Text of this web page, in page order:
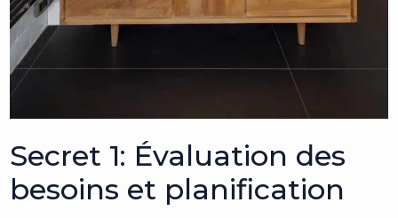
Secret 1: Évaluation des
besoins et planification